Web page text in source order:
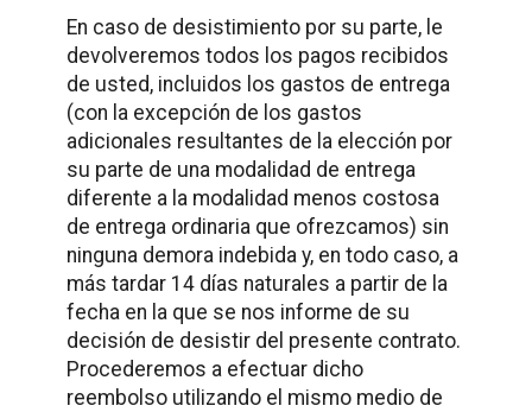
En caso de desistimiento por su parte, le
devolveremos todos los pagos recibidos
de usted, incluidos los gastos de entrega
(con la excepción de los gastos
adicionales resultantes de la elección por
su parte de una modalidad de entrega
diferente a la modalidad menos costosa
de entrega ordinaria que ofrezcamos) sin
ninguna demora indebida y, en todo caso, a
más tardar 14 días naturales a partir de la
fecha en la que se nos informe de su
decisión de desistir del presente contrato.
Procederemos a efectuar dicho
reembolso utilizando el mismo medio de